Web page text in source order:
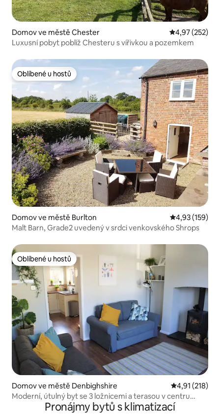
Domov ve městě Chester Průměrné
4,97 (252)
Luxusní pobyt poblíž Chesteru s vířivkou a pozemkem
Oblíbené u hostů
Oblíbené u hostů
Domov ve městě Burlton Průměrné
4,93 (159)
Malt Barn, Grade2 uvedený v srdci venkovského Shrops
Oblíbené u hostů
Oblíbené u hostů
Domov ve městě Denbighshire Průměrné
4,91 (218)
Moderní, útulný byt se 3 ložnicemi a terasou v centru
Pronájmy bytů s klimatizací